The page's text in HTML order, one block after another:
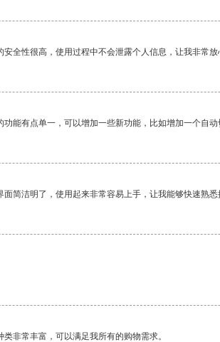
全性很高，使用过程中不会泄露个人信息，让我非常放
能有点单一，可以增加一些新功能，比如增加一个自动
面简洁明了，使用起来非常容易上手，让我能够快速熟
非常丰富，可以满足我所有的购物需求。